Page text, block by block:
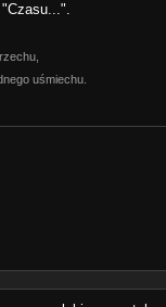
"Czasu...".
uśmiechu.